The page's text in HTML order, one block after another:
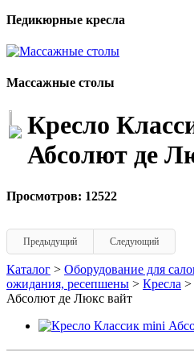
Педикюрные кресла
Массажные столы
Кресло
Абсолют де
Просмотров: 12522
Предыдущий Следующий
Каталог > Оборудование для
ожидания, ресепшены > Кресла >
Абсолют де Люкс вайт